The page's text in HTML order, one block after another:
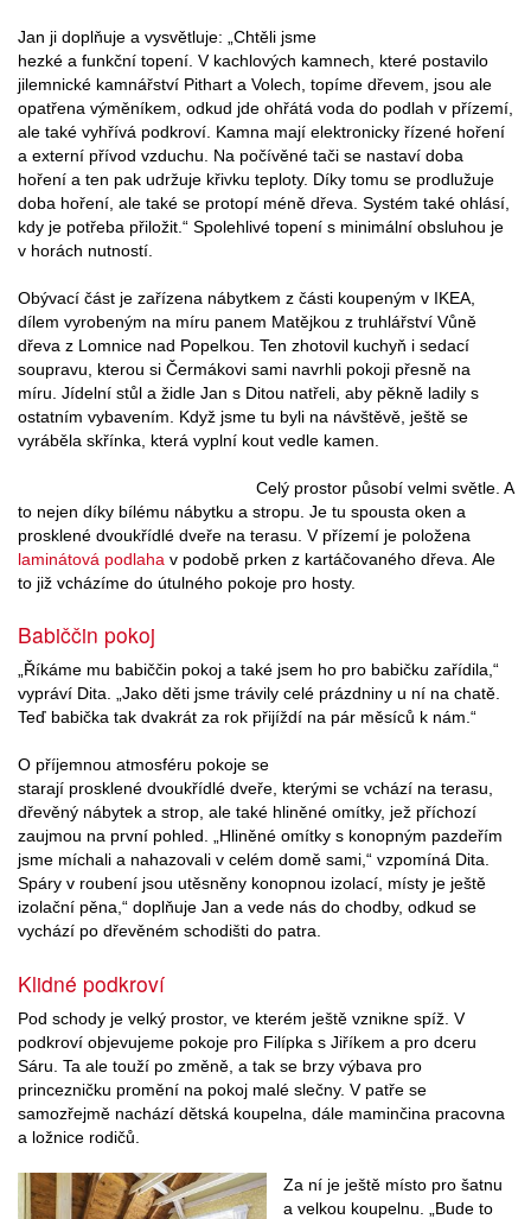
Jan ji doplňuje a vysvětluje: „Chtěli jsme
hezké a funkční topení. V kachlových kamnech, které postavilo
jilemnické kamnářství Pithart a Volech, topíme dřevem, jsou ale
opatřena výměníkem, odkud jde ohřátá voda do podlah v přízemí,
ale také vyhřívá podkroví. Kamna mají elektronicky řízené hoření
a externí přívod vzduchu. Na počívěné tači se nastaví doba
hoření a ten pak udržuje křivku teploty. Díky tomu se prodlužuje
doba hoření, ale také se protopí méně dřeva. Systém také ohlásí,
kdy je potřeba přiložit.“ Spolehlivé topení s minimální obsluhou je
v horách nutností.
Obývací část je zařízena nábytkem z části koupeným v IKEA,
dílem vyrobeným na míru panem Matějkou z truhlářství Vůně
dřeva z Lomnice nad Popelkou. Ten zhotovil kuchyň i sedací
soupravu, kterou si Čermákovi sami navrhli pokoji přesně na
míru. Jídelní stůl a židle Jan s Ditou natřeli, aby pěkně ladily s
ostatním vybavením. Když jsme tu byli na návštěvě, ještě se
vyráběla skřínka, která vyplní kout vedle kamen.
Celý prostor působí velmi světle. A
to nejen díky bílému nábytku a stropu. Je tu spousta oken a
prosklené dvoukřídlé dveře na terasu. V přízemí je položena
laminátová podlaha v podobě prken z kartáčovaného dřeva. Ale
to již vcházíme do útulného pokoje pro hosty.
Babiččin pokoj
„Říkáme mu babiččin pokoj a také jsem ho pro babičku zařídila,“
vypráví Dita. „Jako děti jsme trávily celé prázdniny u ní na chatě.
Teď babička tak dvakrát za rok přijíždí na pár měsíců k nám.“
O příjemnou atmosféru pokoje se
starají prosklené dvoukřídlé dveře, kterými se vchází na terasu,
dřevěný nábytek a strop, ale také hliněné omítky, jež příchozí
zaujmou na první pohled. „Hliněné omítky s konopným pazdeřím
jsme míchali a nahazovali v celém domě sami,“ vzpomíná Dita.
Spáry v roubení jsou utěsněny konopnou izolací, místy je ještě
izolační pěna,“ doplňuje Jan a vede nás do chodby, odkud se
vychází po dřevěném schodišti do patra.
Klidné podkroví
Pod schody je velký prostor, ve kterém ještě vznikne spíž. V
podkroví objevujeme pokoje pro Filípka s Jiříkem a pro dceru
Sáru. Ta ale touží po změně, a tak se brzy výbava pro
princezničku promění na pokoj malé slečny. V patře se
samozřejmě nachází dětská koupelna, dále maminčina pracovna
a ložnice rodičů.
Za ní je ještě místo pro šatnu
a velkou koupelnu. „Bude to